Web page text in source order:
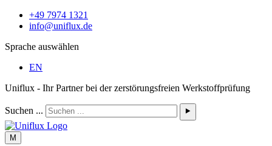
+49 7974 1321
info@uniflux.de
Sprache auswählen
EN
Uniflux - Ihr Partner bei der zerstörungsfreien Werkstoffprüfung
Suchen ... ⯈
M